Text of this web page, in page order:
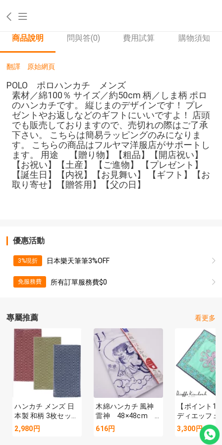
商品說明 問與答(0) 費用試算 購物須知
翻譯 原始網頁
POLO ポロハンカチ メンズ
素材／綿100％ サイズ／約50cm 柄／しま柄 ポロ
のハンカチです。 縦じまのデザインです！ プレ
ゼントやお返しなどのギフトにいいですよ！ 店頭
でも販売しておりますので、売切れの際はご了承
下さい。 こちらは簡易ラッピングのみになりま
す。 こちらの商品はフルヤマ洋服店がサポートし
ます。 用途 【贈り物】【粗品】【開店祝い】
【お祝い】【土産】 【ご進物】 【プレゼント】
【誕生日】【内祝】【お見舞い】 【ギフト】【お
取り寄せ】【贈答用】【父の日】
優惠活動
3%現折 日本樂天筆筆3%OFF
免服務費 所有訂單服務費$0
專屬推薦 看更多
ハンカチ メンズ 日
本製 和柄 3枚セッ
ト 綿100％ 大判
53cm コットン ハ
2,980円
木綿ハンカチ 風神
雷神 48×48cm
日本製
616円
【ポイント
ディエッフェ
ロック Dieffe
Kinloch ／ コ
3,300円